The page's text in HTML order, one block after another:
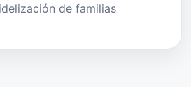
de familias